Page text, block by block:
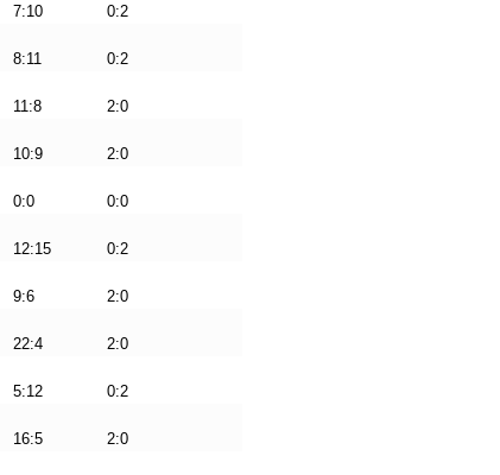
7:10 0:2
8:11 0:2
11:8 2:0
10:9
2:0
0:0 0:0
12:15 0:2
9:6 2:0
22:4 2:0
5:12 0:2
16:5 2:0